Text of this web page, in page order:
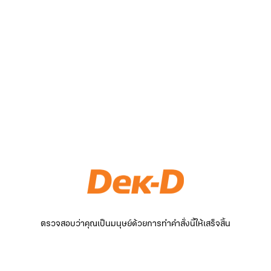
ตรวจสอบว่าคุณเป็นมนุษย์ด้วยการทำคำสั่งนี้ให้เสร็จสิ้น